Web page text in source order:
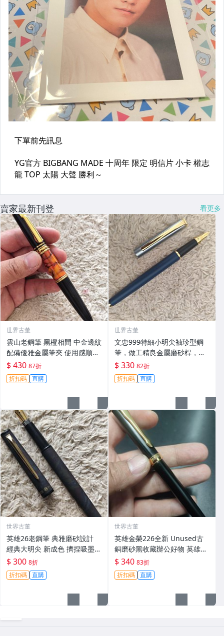
賣家最新刊登 看更多
世界古董
雲山老鋼筆 黑橙相間 中金邊紋
配備優雅金屬筆夾 使用感順滑
完好如初 輕微保存痕跡 收藏佳
選 日常之選 精品收藏 優雅設
計 流暢書寫
$ 430 87折
折扣碼 直購
世界古董
文忠999特細小明尖袖珍型鋼
筆，做工精良金屬磨砂桿，手
感舒適配色高雅，嚴選推薦給
小巧喜好者，成色極佳。 老式
鋼筆 文具 收藏
$ 330 82折
折扣碼 直購
世界古董
英雄26老鋼筆 典雅磨砂設計
經典大明尖 新成色 擠捏吸墨
筆尖 細節上墨 鎖定收藏 2018
新款 銚筆 國產鋼筆
$ 300 8折
折扣碼 直購
世界古董
英雄金榮226全新 Unused古
銅磨砂黑收藏辦公好物 英雄鋼
筆 國產 名筆 業界推薦 抗磨耐
用
$ 340 83折
折扣碼 直購